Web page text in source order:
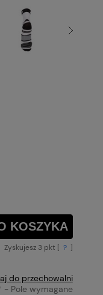
KOSZYKA
Zyskujesz 3 pkt [ ? ]
do przechowalni
- Pole wymagane